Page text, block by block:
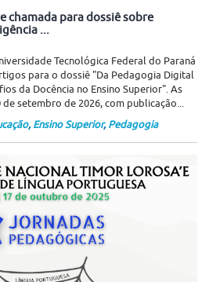
chamada para dossiê sobre
...
Tecnológica Federal do Paraná
para o dossiê "Da Pedagogia Digital
da Docência no Ensino Superior". As
setembro de 2026, com publicação...
, Ensino Superior, Pedagogia